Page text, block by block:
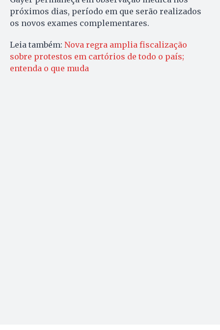
próximos dias, período em que serão realizados
os novos exames complementares.
Leia também: Nova regra amplia fiscalização
sobre protestos em cartórios de todo o país;
entenda o que muda